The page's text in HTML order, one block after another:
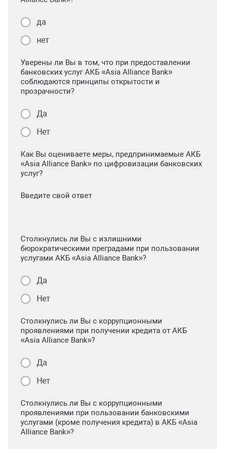
да
нет
Уверены ли Вы в том, что при предоставлении
банковских услуг АКБ «Asia Alliance Bank»
соблюдаются принципы открытости и
прозрачности?
Да
Нет
Как Вы оцениваете меры, предпринимаемые АКБ
«Asia Alliance Bank» по цифровизации банковских
услуг?
Введите свой ответ
Столкнулись ли Вы с излишними
бюрократическими преградами при пользовании
услугами АКБ «Asia Alliance Bank»?
Да
Нет
Столкнулись ли Вы с коррупционными
проявлениями при получении кредита от АКБ
«Asia Alliance Bank»?
Да
Нет
Столкнулись ли Вы с коррупционными
проявлениями при пользовании банковскими
услугами (кроме получения кредита) в АКБ «Asia
Alliance Bank»?